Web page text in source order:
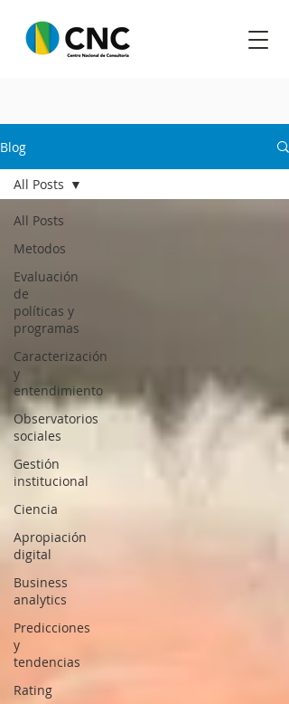
Blog
All Posts
Metodos
Evaluación
de
políticas y
programas
Caracterización
y
entendimiento
Observatorios
sociales
Gestión
institucional
Ciencia
Apropiación
digital
Business
analytics
Predicciones
y
tendencias
Rating
All Posts